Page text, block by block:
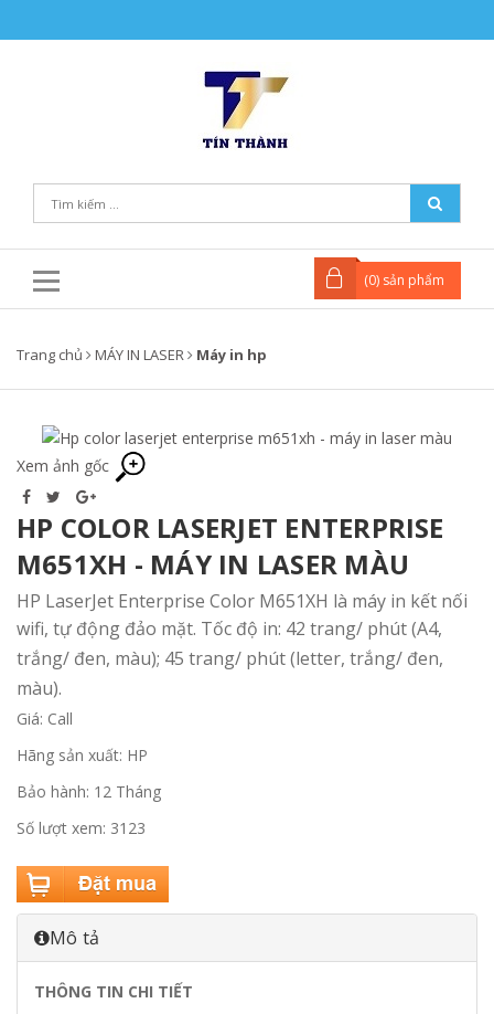
(0) sản phẩm
Trang chủ MÁY IN LASER Máy in hp
Xem ảnh gốc
HP COLOR LASERJET ENTERPRISE
M651XH - MÁY IN LASER MÀU
HP LaserJet Enterprise Color M651XH là máy in kết nối
wifi, tự động đảo mặt. Tốc độ in: 42 trang/ phút (A4,
trắng/ đen, màu); 45 trang/ phút (letter, trắng/ đen,
màu).
Giá: Call
Hãng sản xuất: HP
Bảo hành: 12 Tháng
Số lượt xem: 3123
Mô tả
THÔNG TIN CHI TIẾT